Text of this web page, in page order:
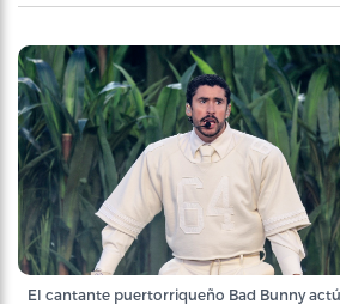
El cantante puertorriqueño Bad Bunny